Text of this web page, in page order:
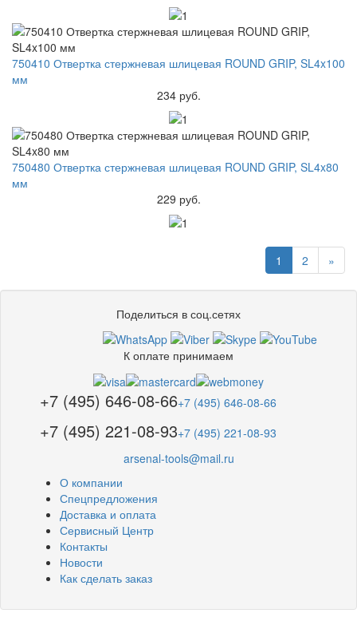
750410 Отвертка стержневая шлицевая ROUND GRIP, SL4x100
мм
234 руб.
750480 Отвертка стержневая шлицевая ROUND GRIP, SL4x80
мм
229 руб.
1 2 »
Поделиться в соц.сетях
К оплате принимаем
+7 (495) 646-08-66+7 (495) 646-08-66
+7 (495) 221-08-93+7 (495) 221-08-93
arsenal-tools@mail.ru
О компании
Спецпредложения
Доставка и оплата
Сервисный Центр
Контакты
Новости
Как сделать заказ